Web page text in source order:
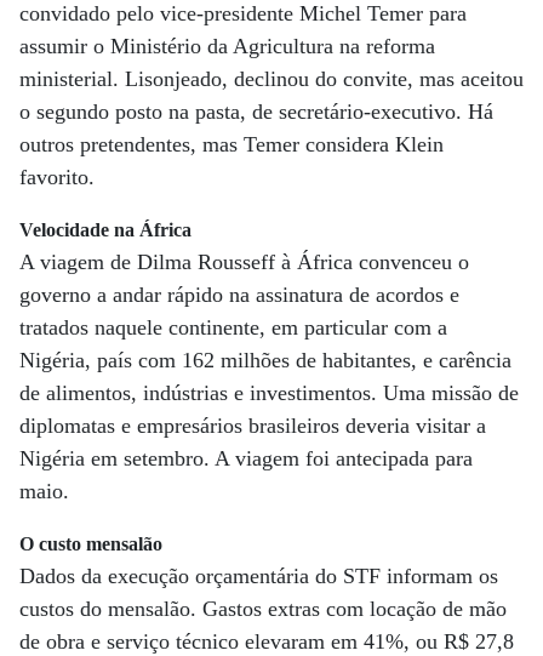
convidado pelo vice-presidente Michel Temer para
assumir o Ministério da Agricultura na reforma
ministerial. Lisonjeado, declinou do convite, mas aceitou
o segundo posto na pasta, de secretário-executivo. Há
outros pretendentes, mas Temer considera Klein
favorito.
Velocidade na África
A viagem de Dilma Rousseff à África convenceu o
governo a andar rápido na assinatura de acordos e
tratados naquele continente, em particular com a
Nigéria, país com 162 milhões de habitantes, e carência
de alimentos, indústrias e investimentos. Uma missão de
diplomatas e empresários brasileiros deveria visitar a
Nigéria em setembro. A viagem foi antecipada para
maio.
O custo mensalão
Dados da execução orçamentária do STF informam os
custos do mensalão. Gastos extras com locação de mão
de obra e serviço técnico elevaram em 41%, ou R$ 27,8